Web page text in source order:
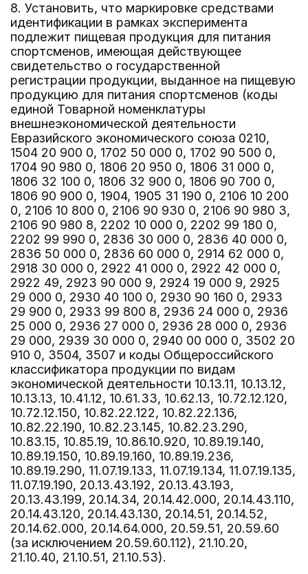
8. Установить, что маркировке средствами
идентификации в рамках эксперимента
подлежит пищевая продукция для питания
спортсменов, имеющая действующее
свидетельство о государственной
регистрации продукции, выданное на пищевую
продукцию для питания спортсменов (коды
единой Товарной номенклатуры
внешнеэкономической деятельности
Евразийского экономического союза 0210,
1504 20 900 0, 1702 50 000 0, 1702 90 500 0,
1704 90 980 0, 1806 20 950 0, 1806 31 000 0,
1806 32 100 0, 1806 32 900 0, 1806 90 700 0,
1806 90 900 0, 1904, 1905 31 190 0, 2106 10 200
0, 2106 10 800 0, 2106 90 930 0, 2106 90 980 3,
2106 90 980 8, 2202 10 000 0, 2202 99 180 0,
2202 99 990 0, 2836 30 000 0, 2836 40 000 0,
2836 50 000 0, 2836 60 000 0, 2914 62 000 0,
2918 30 000 0, 2922 41 000 0, 2922 42 000 0,
2922 49, 2923 90 000 9, 2924 19 000 9, 2925
29 000 0, 2930 40 100 0, 2930 90 160 0, 2933
29 900 0, 2933 99 800 8, 2936 24 000 0, 2936
25 000 0, 2936 27 000 0, 2936 28 000 0, 2936
29 000, 2939 30 000 0, 2940 00 000 0, 3502 20
910 0, 3504, 3507 и коды Общероссийского
классификатора продукции по видам
экономической деятельности 10.13.11, 10.13.12,
10.13.13, 10.41.12, 10.61.33, 10.62.13, 10.72.12.120,
10.72.12.150, 10.82.22.122, 10.82.22.136,
10.82.22.190, 10.82.23.145, 10.82.23.290,
10.83.15, 10.85.19, 10.86.10.920, 10.89.19.140,
10.89.19.150, 10.89.19.160, 10.89.19.236,
10.89.19.290, 11.07.19.133, 11.07.19.134, 11.07.19.135,
11.07.19.190, 20.13.43.192, 20.13.43.193,
20.13.43.199, 20.14.34, 20.14.42.000, 20.14.43.110,
20.14.43.120, 20.14.43.130, 20.14.51, 20.14.52,
20.14.62.000, 20.14.64.000, 20.59.51, 20.59.60
(за исключением 20.59.60.112), 21.10.20,
21.10.40, 21.10.51, 21.10.53).